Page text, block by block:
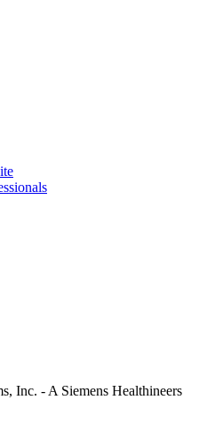
Inc. - A Siemens Healthineers